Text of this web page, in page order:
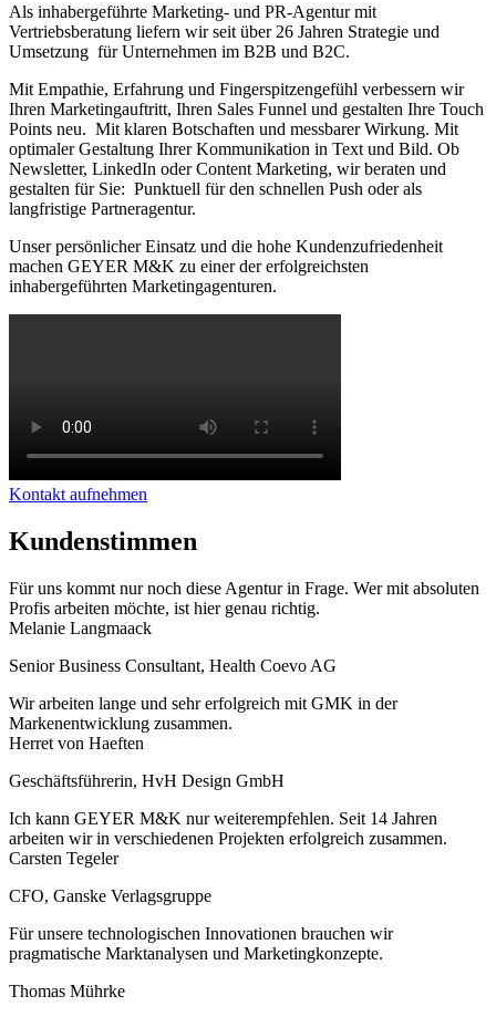
Als inhabergeführte Marketing- und PR-Agentur mit
Vertriebsberatung liefern wir seit über 26 Jahren Strategie und
Umsetzung für Unternehmen im B2B und B2C.
Mit Empathie, Erfahrung und Fingerspitzengefühl verbessern wir
Ihren Marketingauftritt, Ihren Sales Funnel und gestalten Ihre Touch
Points neu. Mit klaren Botschaften und messbarer Wirkung. Mit
optimaler Gestaltung Ihrer Kommunikation in Text und Bild. Ob
Newsletter, LinkedIn oder Content Marketing, wir beraten und
gestalten für Sie: Punktuell für den schnellen Push oder als
langfristige Partneragentur.
Unser persönlicher Einsatz und die hohe Kundenzufriedenheit
machen GEYER M&K zu einer der erfolgreichsten
inhabergeführten Marketingagenturen.
Kontakt aufnehmen
Kundenstimmen
Für uns kommt nur noch diese Agentur in Frage. Wer mit absoluten
Profis arbeiten möchte, ist hier genau richtig.
Melanie Langmaack
Senior Business Consultant, Health Coevo AG
Wir arbeiten lange und sehr erfolgreich mit GMK in der
Markenentwicklung zusammen.
Herret von Haeften
Geschäftsführerin, HvH Design GmbH
Ich kann GEYER M&K nur weiterempfehlen. Seit 14 Jahren
arbeiten wir in verschiedenen Projekten erfolgreich zusammen.
Carsten Tegeler
CFO, Ganske Verlagsgruppe
Für unsere technologischen Innova­tionen brauchen wir
pragmatische Markt­analysen und Marketingkonzepte.
Thomas Mührke